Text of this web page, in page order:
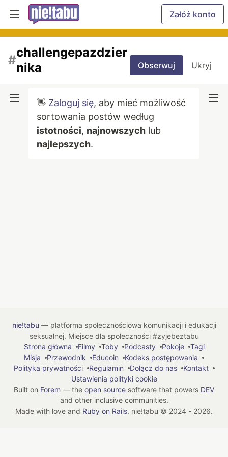
Załóż konto
#
challengepazdzier
nika
Obserwuj Ukryj
👋 Zaloguj się, aby mieć możliwość
sortowania postów według
istotności, najnowszych lub
najlepszych.
nie!tabu— platforma społecznościowa komunikacji i edukacji
seksualnej. Miejsce dla społeczności #zyjebeztabu
Strona główna
Filmy Toby Podcasty Pokoje
Tagi
Misja
Przewodnik Educoin
Kodeks postępowania
Polityka prywatności
Regulamin Dołącz do nas
Kontakt
Ustawienia polityki cookie
Built on Forem — the open source software that powers DEV
and other inclusive communities.
Made with love and Ruby on Rails. nie!tabu © 2024 - 2026.